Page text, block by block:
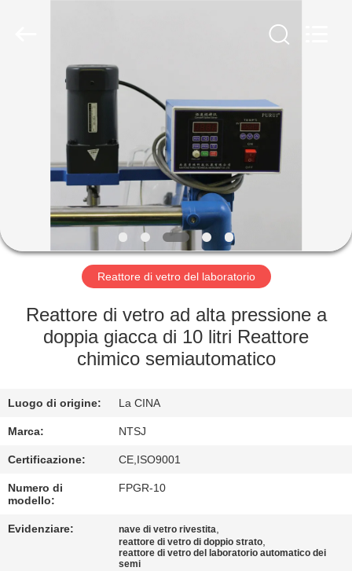
PRODOTTI
CIRCA
GIRO
FABBRICA
CONTROLLO
QUALITÀ
CONTATTICI
NOTIZIE
Reattore di vetro del laboratorio
Reattore di vetro ad alta pressione a
doppia giacca di 10 litri Reattore
chimico semiautomatico
Luogo di origine: La CINA
Marca: NTSJ
Certificazione: CE,ISO9001
Numero di
modello:
FPGR-10
Evidenziare: nave di vetro rivestita,
reattore di vetro di doppio strato,
reattore di vetro del laboratorio automatico dei
semi